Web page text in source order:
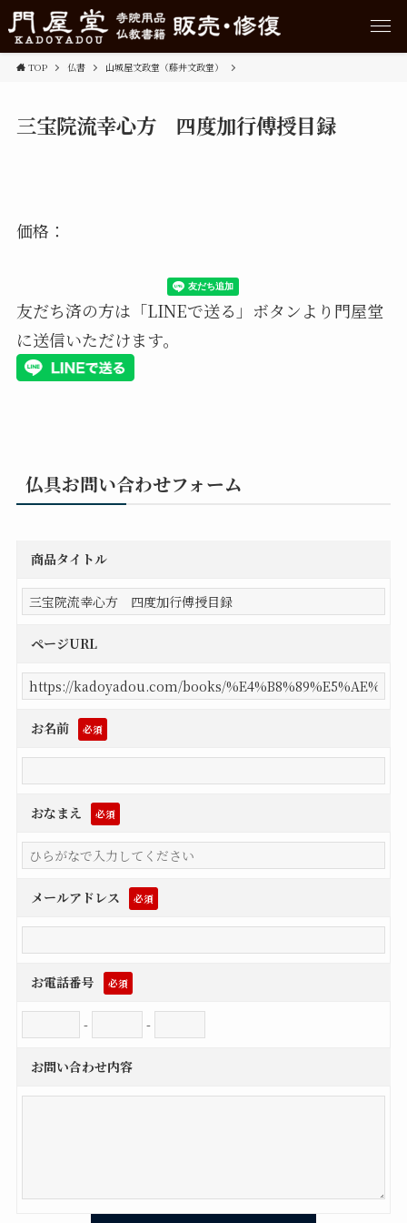
TOP 仏書 山城屋文政堂（藤井文政堂）
三宝院流幸心方 四度加行傅授目録
価格：
友だち済の方は「LINEで送る」ボタンより門屋堂
に送信いただけます。
仏具お問い合わせフォーム
商品タイトル
ページURL
お名前 必須
おなまえ 必須
メールアドレス 必須
お電話番号 必須
- -
お問い合わせ内容